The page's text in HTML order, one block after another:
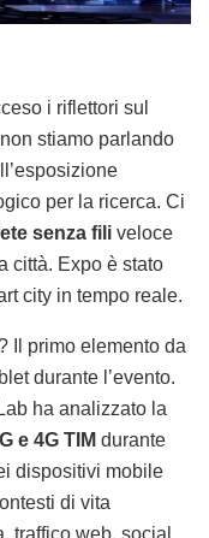
i riflettori sul
stiamo parlando
per la ricerca. Ci
senza fili veloce
città. Expo è stato
city in tempo reale.
Il primo elemento da
durante l’evento.
ha analizzato la
e 4G TIM durante
dispositivi mobile
di vita